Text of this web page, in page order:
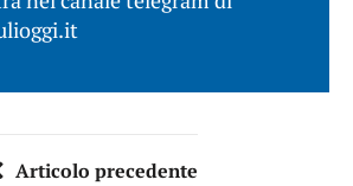
Articolo precedente